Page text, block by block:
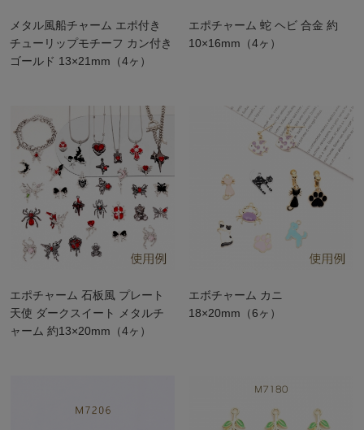
メタル風船チャーム エポ付き
チューリップモチーフ カン付き
ゴールド 13×21mm（4ヶ）
エポチャーム 蛇 ヘビ 合金 約
10×16mm（4ヶ）
エポチャーム 石板風 プレート
天使 ダークスイート メタルチ
ャーム 約13×20mm（4ヶ）
エボチャーム カニ
18×20mm（6ヶ）